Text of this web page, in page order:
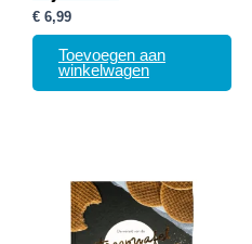
€ 6,99
Toevoegen aan
winkelwagen